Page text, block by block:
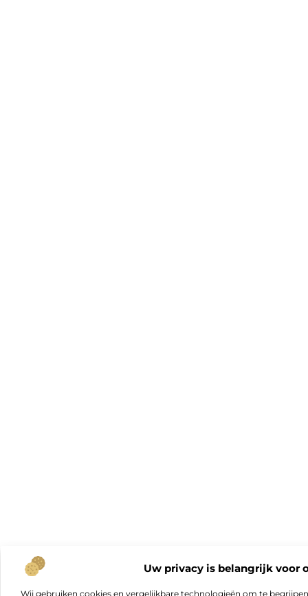
Uw privacy is belangrijk voor
Wij gebruiken cookies en vergelijkbare technologieën om te